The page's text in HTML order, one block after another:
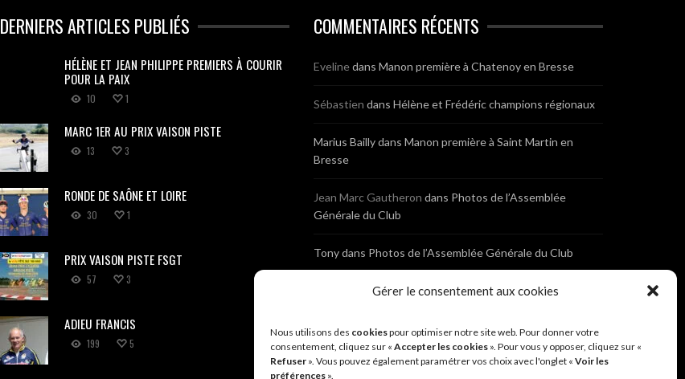
Gérer le consentement aux cookies
Nous utilisons des cookiespour optimiser notre site web. Pour donner votre
consentement, cliquez sur « Accepter les cookies ». Pour vous y opposer, cliquez sur «
Refuser ». Vous pouvez également paramétrer vos choix avec l'onglet « Voir les
préférences ».
DERNIERS ARTICLES PUBLIÉS
HÉLÈNE ET JEAN PHILIPPE PREMIERS À COURIR
POUR LA PAIX
10 1
MARC 1ER AU PRIX VAISON PISTE
13 3
RONDE DE SAÔNE ET LOIRE
30 1
PRIX VAISON PISTE FSGT
57 3
ADIEU FRANCIS
199 5
COMMENTAIRES RÉCENTS
Evelinedans Manon première à Chatenoy en Bresse
Sébastien dans Hélène et Frédéric champions régionaux
Marius Baillydans Manon première à Saint Martin en
Bresse
Jean Marc Gautheron dans Photos de l’Assemblée
Générale du Club
Tonydans Photos de l’Assemblée Générale du Club
dansCyclocross de Brochon (21)
BreniauxdansCyclocross de Brochon (21)
AnonymedansDiététique Nutrition 71 – Cécile Guyon